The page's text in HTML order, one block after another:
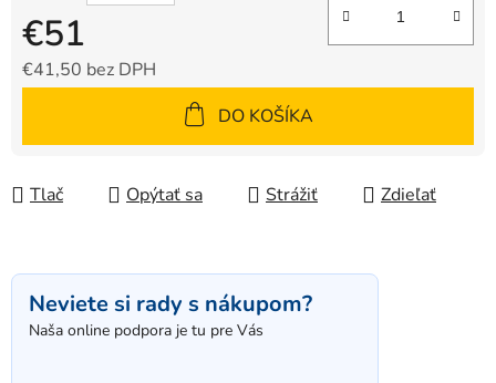
€51
€41,50 bez DPH
DO KOŠÍKA
Tlač Opýtať sa Strážiť Zdieľať
Neviete si rady s nákupom?
Naša online podpora je tu pre Vás